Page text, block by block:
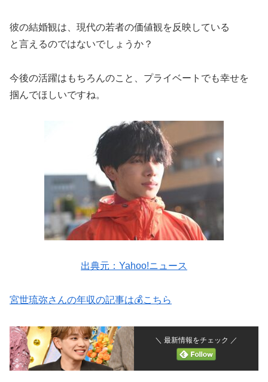
彼の結婚観は、現代の若者の価値観を反映している
と言えるのではないでしょうか？
今後の活躍はもちろんのこと、プライベートでも幸せを
掴んでほしいですね。
出典元：Yahoo!ニュース
宮世琉弥さんの年収の記事は💰こちら
＼ 最新情報をチェック ／